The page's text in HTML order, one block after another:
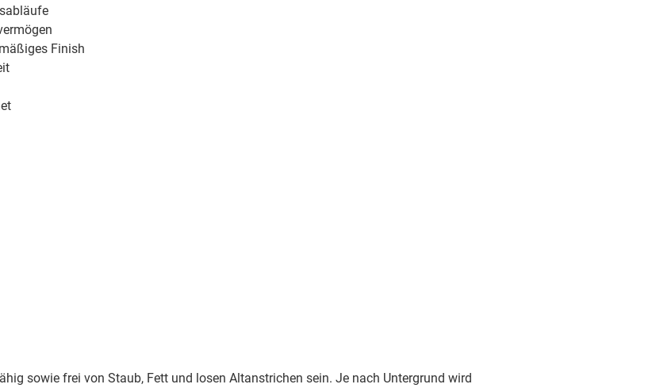
Finish
sowie frei von Staub, Fett und losen Altanstrichen sein. Je nach Untergrund wird